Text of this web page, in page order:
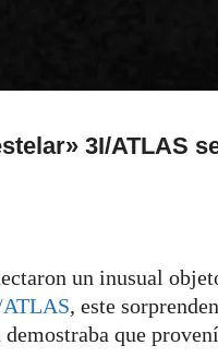
3I/ATLAS
un inusual
, este
que